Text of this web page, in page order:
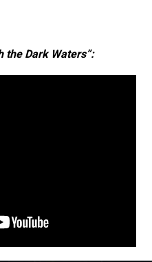
the Dark Waters”: